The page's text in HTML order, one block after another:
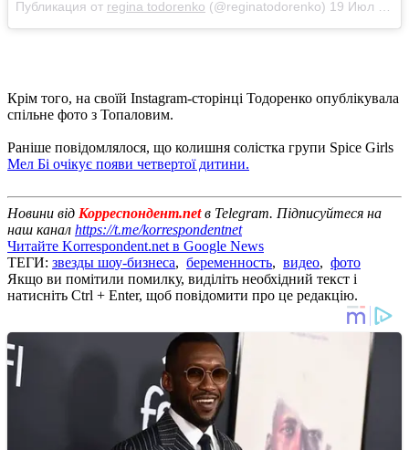
Публикация от regina todorenko (@reginatodorenko) 19 Июл 2018 в 2:36 PDT
Крім того, на своїй Instagram-сторінці Тодоренко опублікувала
спільне фото з Топаловим.
Раніше повідомлялося, що колишня солістка групи Spice Girls
Мел Бі очікує появи четвертої дитини.
Новини від Корреспондент.netв Telegram. Підписуйтеся на
наш канал https://t.me/korrespondentnet
Читайте Korrespondent.net в Google News
ТЕГИ: звезды шоу-бизнеса, беременность, видео, фото
Якщо ви помітили помилку, виділіть необхідний текст і
натисніть Ctrl + Enter, щоб повідомити про це редакцію.